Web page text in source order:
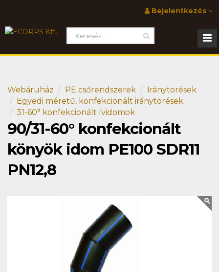
Bejelentkezés
Webáruház PE csőrendszerek
Iránytörések
Egyedi méretű, konfekcionált iránytörések
31-60° konfekcionált ívidomok
90/31-60° konfekcionált
könyök idom PE100 SDR11
PN12,8